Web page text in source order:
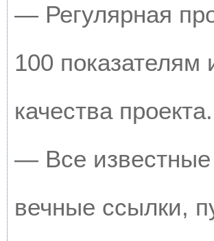
— Регулярная
100 показателям
качества проекта.
— Все
вечные ссылки,